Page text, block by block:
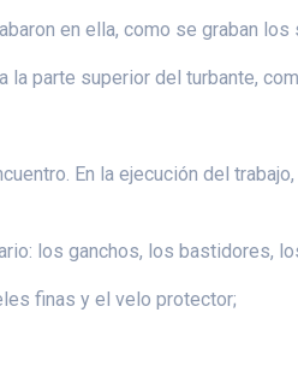
en ella, como se graban
parte superior del turbante,
En la ejecución del
los ganchos, los bastidores,
finas y el velo protector;